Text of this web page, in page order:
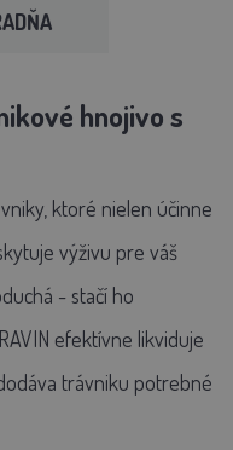
hnojivo s
ktoré nielen účinne
výživu pre váš
- stačí ho
efektívne likviduje
trávniku potrebné